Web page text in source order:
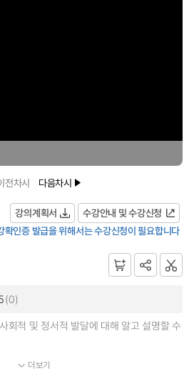
전차시 다음차시
강의계획서
수강안내 및 수강신청
확인증 발급을 위해서는 수강신청이 필요합니다
(0)
회적 및 정서적 발달에 대해 알고 설명할 수
들이 청소년에게 어떻게 적용되...
더보기